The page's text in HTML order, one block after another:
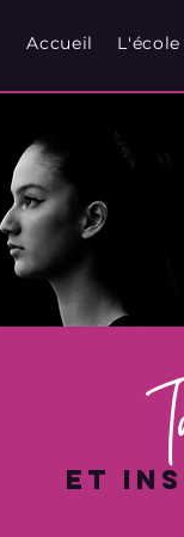
Accueil L'école
Accueil L'école
et